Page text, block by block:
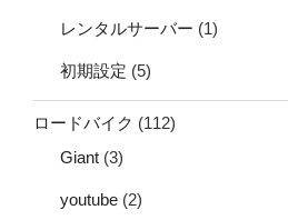
レンタルサーバー (1)
初期設定 (5)
ロードバイク (112)
Giant (3)
youtube (2)